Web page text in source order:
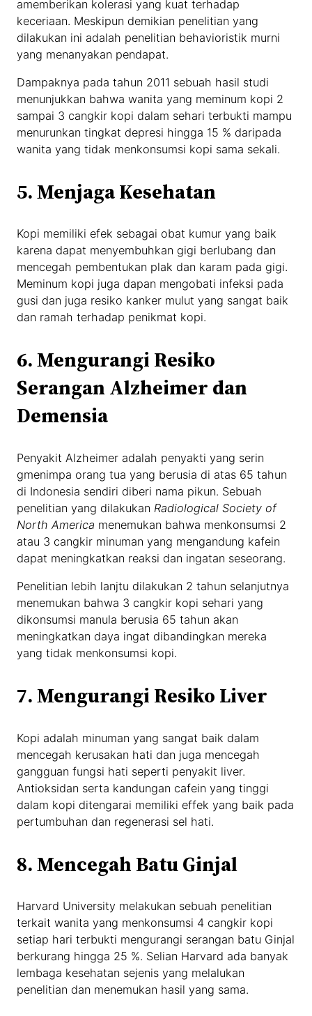
amemberikan kolerasi yang kuat terhadap
keceriaan. Meskipun demikian penelitian yang
dilakukan ini adalah penelitian behavioristik murni
yang menanyakan pendapat.
Dampaknya pada tahun 2011 sebuah hasil studi
menunjukkan bahwa wanita yang meminum kopi 2
sampai 3 cangkir kopi dalam sehari terbukti mampu
menurunkan tingkat depresi hingga 15 % daripada
wanita yang tidak menkonsumsi kopi sama sekali.
5.Menjaga Kesehatan
Kopi memiliki efek sebagai obat kumur yang baik
karena dapat menyembuhkan gigi berlubang dan
mencegah pembentukan plak dan karam pada gigi.
Meminum kopi juga dapan mengobati infeksi pada
gusi dan juga resiko kanker mulut yang sangat baik
dan ramah terhadap penikmat kopi.
6.Mengurangi Resiko
Serangan Alzheimer dan
Demensia
Penyakit Alzheimer adalah penyakti yang serin
gmenimpa orang tua yang berusia di atas 65 tahun
di Indonesia sendiri diberi nama pikun. Sebuah
penelitian yang dilakukan Radiological Society of
North America menemukan bahwa menkonsumsi 2
atau 3 cangkir minuman yang mengandung kafein
dapat meningkatkan reaksi dan ingatan seseorang.
Penelitian lebih lanjtu dilakukan 2 tahun selanjutnya
menemukan bahwa 3 cangkir kopi sehari yang
dikonsumsi manula berusia 65 tahun akan
meningkatkan daya ingat dibandingkan mereka
yang tidak menkonsumsi kopi.
7.Mengurangi Resiko Liver
Kopi adalah minuman yang sangat baik dalam
mencegah kerusakan hati dan juga mencegah
gangguan fungsi hati seperti penyakit liver.
Antioksidan serta kandungan cafein yang tinggi
dalam kopi ditengarai memiliki effek yang baik pada
pertumbuhan dan regenerasi sel hati.
8.Mencegah Batu Ginjal
Harvard University melakukan sebuah penelitian
terkait wanita yang menkonsumsi 4 cangkir kopi
setiap hari terbukti mengurangi serangan batu Ginjal
berkurang hingga 25 %. Selian Harvard ada banyak
lembaga kesehatan sejenis yang melalukan
penelitian dan menemukan hasil yang sama.